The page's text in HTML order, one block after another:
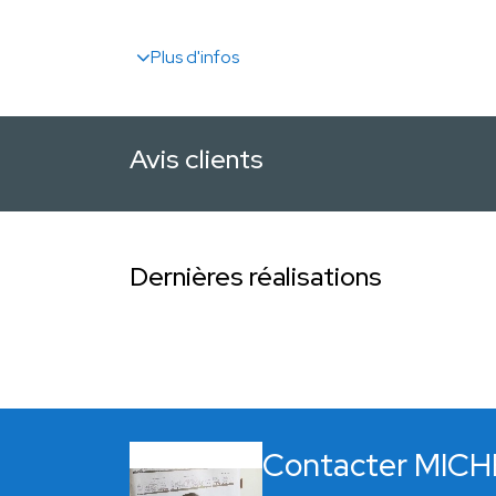
Plus d'infos
Avis clients
Dernières réalisations
Contacter